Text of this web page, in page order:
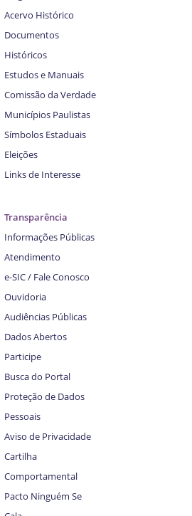
Acervo Histórico
Documentos
Históricos
Estudos e Manuais
Comissão da Verdade
Municípios Paulistas
Símbolos Estaduais
Eleições
Links de Interesse
Transparência
Informações Públicas
Atendimento
e-SIC / Fale Conosco
Ouvidoria
Audiências Públicas
Dados Abertos
Participe
Busca do Portal
Proteção de Dados
Pessoais
Aviso de Privacidade
Cartilha
Comportamental
Pacto Ninguém Se